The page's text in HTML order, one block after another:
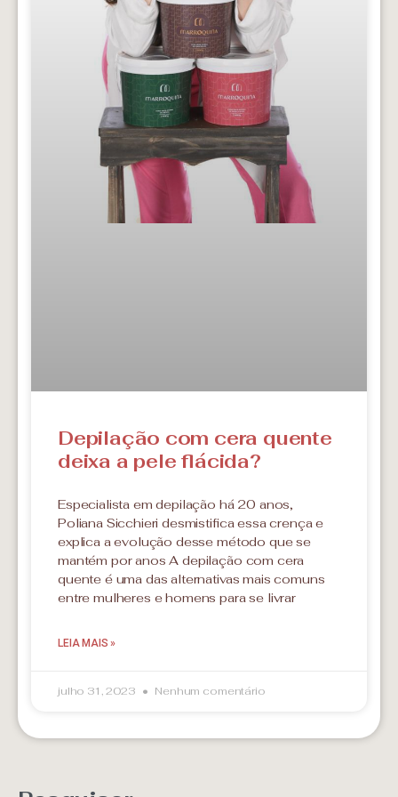
Depilação com cera quente
deixa a pele flácida?
Especialista em depilação há 20 anos,
Poliana Sicchieri desmistifica essa crença e
explica a evolução desse método que se
mantém por anos A depilação com cera
quente é uma das alternativas mais comuns
entre mulheres e homens para se livrar
LEIA MAIS »
julho 31, 2023 Nenhum comentário